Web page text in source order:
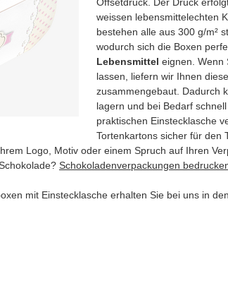
weissen lebensmittelechten
bestehen alle aus 300 g/m²
wodurch sich die Boxen
Lebensmittel eignen. Wenn
lassen, liefern wir Ihnen
zusammengebaut. Dadurch
lagern und bei Bedarf
praktischen Einstecklasche
Tortenkartons sicher für den
Logo, Motiv oder einem Spruch auf Ihren
Schokoladenverpackungen
mit Einstecklasche erhalten Sie bei uns in